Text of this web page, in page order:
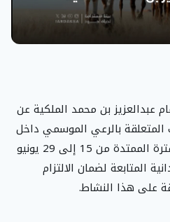
عبدالعزيز بن محمد الملكية عن
بالرعي الموسمي داخل
حدود المحمية، وذلك خلال الفترة الممتدة من 15 إلى 29 يونيو
المتابعة لضمان الالتزام
على هذا النشاط.